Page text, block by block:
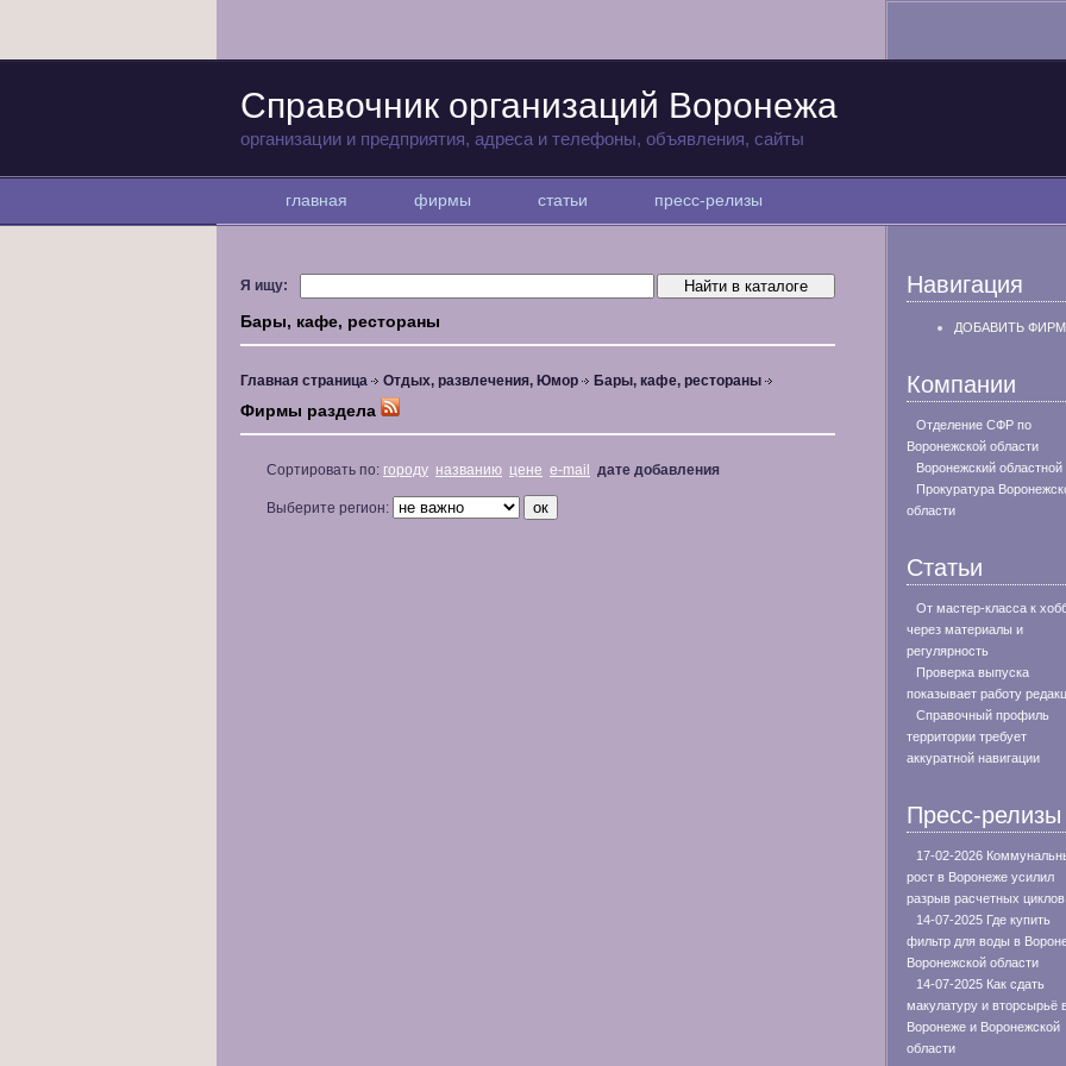
Справочник организаций Воронежа
организации и предприятия, адреса и телефоны, объявления, сайты
главная фирмы статьи пресс-релизы
Я ищу:
Бары, кафе, рестораны
Главная страница Отдых, развлечения, Юмор Бары, кафе, рестораны
Фирмы раздела
Сортировать по: городу названию цене e-mail дате добавления
Выберите регион:
Навигация
ДОБАВИТЬ
Компании
Отделение СФР по
Воронежской области
Воронежский областной
Прокуратура
области
Статьи
От мастер-класса к
через материалы и
регулярность
Проверка выпуска
показывает работу
Справочный профиль
территории требует
аккуратной навигации
Пресс-релизы
17-02-2026
рост в Воронеже усилил
разрыв расчетных циклов
14-07-2025 Где купить
фильтр для воды в
Воронежской области
14-07-2025 Как сдать
макулатуру и вторсырьё
Воронеже и Воронежской
области